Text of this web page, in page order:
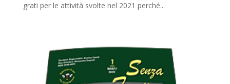
grati per le attività svolte nel 2021 perché...